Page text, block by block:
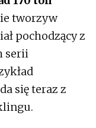
tworzyw
pochodzący z
serii
się teraz z